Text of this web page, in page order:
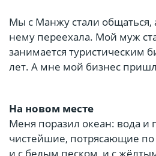
Мы с Манжу стали общаться,
нему переехала. Мой муж
занимается туристическим
лет. А мне мой бизнес
На новом месте
Меня поразил океан: вода
чистейшие, потрясающие по